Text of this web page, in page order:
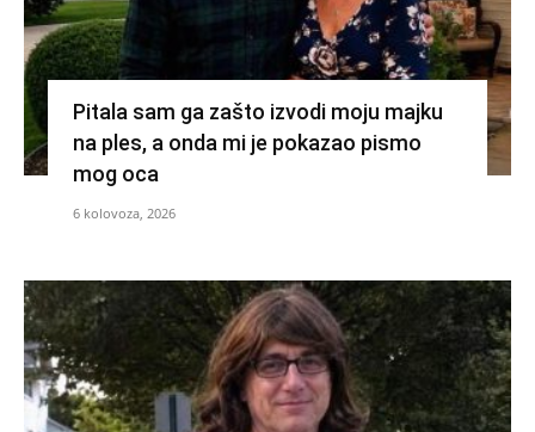
Pitala sam ga zašto izvodi moju majku
na ples, a onda mi je pokazao pismo
mog oca
6 kolovoza, 2026